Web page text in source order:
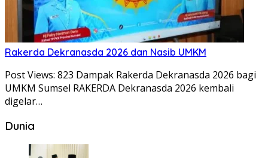
Rakerda Dekranasda 2026 dan Nasib UMKM
Post Views: 823 Dampak Rakerda Dekranasda 2026 bagi
UMKM Sumsel RAKERDA Dekranasda 2026 kembali
digelar…
Dunia